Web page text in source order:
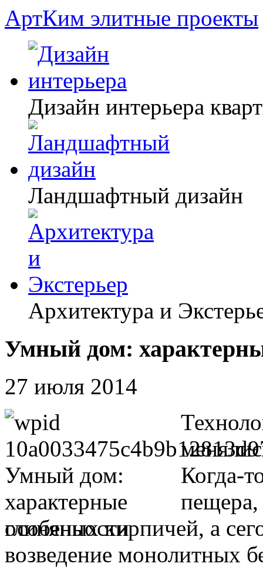
АртКим элитные проекты
Дизайн интерьера
Ландшафтный дизайн
Архитектура и
Умный дом:
27 июля 2014
Когда-
пещера,
глиняных кирпичей, а
возведение монолитных